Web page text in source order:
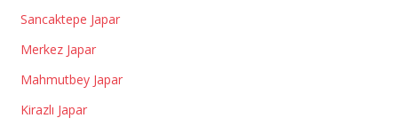
Sancaktepe Japar
Merkez Japar
Mahmutbey Japar
Kirazlı Japar